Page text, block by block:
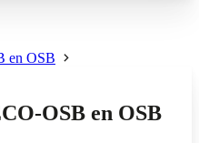
en OSB
OSB en OSB